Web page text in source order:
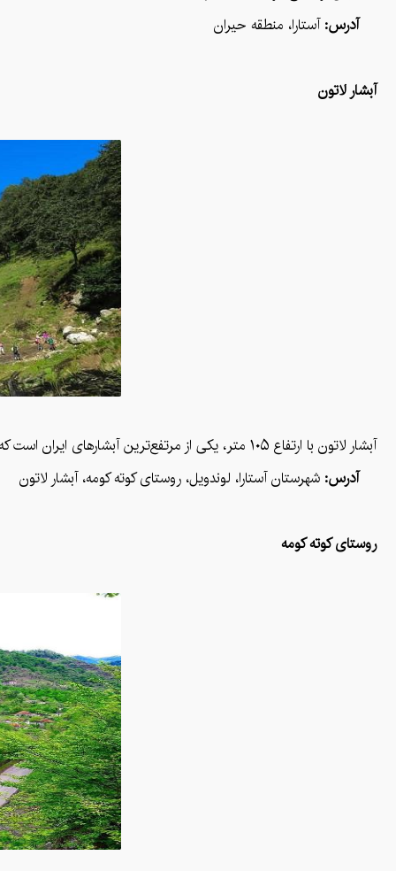
آدرس:آستارا، منطقه حیران
آبشار لاتون
آبشار لاتون با ارتفاع ۱۰۵ متر، یکی از مرتفع‌ترین آبشارهای ایران است که در ۱۵ کیلومتری جنوب آستارا در روستای کوته‌کومه قرار گرفته است.
آدرس: شهرستان آستارا، لوندویل، روستای کوته کومه، آبشار لاتون
روستای کوته کومه